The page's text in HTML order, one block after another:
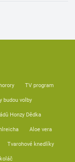
TV program
budou volby
Honzy Dědka
Aloe vera
Tvarohové knedlíky